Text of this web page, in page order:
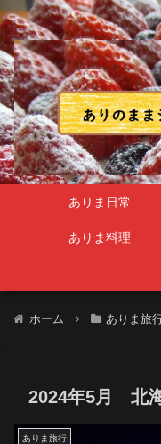
ありま日常
ありま料理
ホーム ありま旅
2024年5月 北
ありま旅行